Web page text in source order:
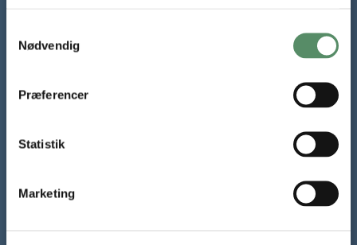
Indsamle præcise oplysninger om din placering,
der kan være nøjagtig inden for få meter
Identificere din enhed baseret på en scanning af
Nødvendig
Præferencer
Statistik
Marketing
Tilmeld dig mit nyhedsbrev
Gratis mail fra Valdemarsro hver lørdag. Alle de nye opskrifter